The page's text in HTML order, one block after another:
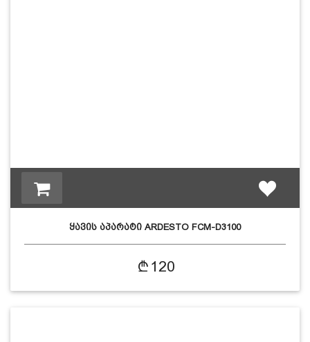
ყავის აპარატი ARDESTO FCM-D3100
120